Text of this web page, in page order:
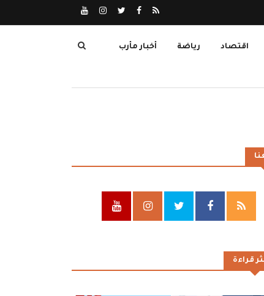
اقتصاد رياضة أخبار مأرب
قراءة